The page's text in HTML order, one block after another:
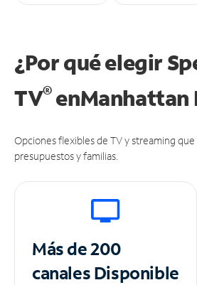
¿Por qué elegir
TV®enManhattan
Opciones flexibles de TV y streaming
presupuestos y familias.
Más de 200
canalesDisponible